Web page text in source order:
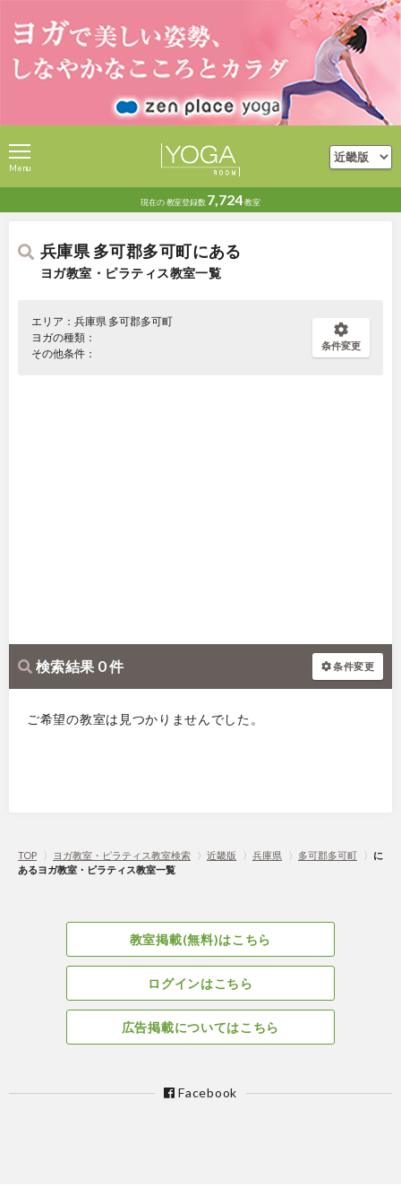
現在の教室登録数 7,724教室
Menu
兵庫県 多可郡多可町にある
ヨガ教室・ピラティス教室一覧
エリア：兵庫県 多可郡多可町
ヨガの種類：
その他条件：
条件変更
検索結果 0 件 条件変更
ご希望の教室は見つかりませんでした。
TOP 〉 ヨガ教室・ピラティス教室検索 〉 近畿版 〉 兵庫県 〉 多可郡多可町 〉 に
あるヨガ教室・ピラティス教室一覧
教室掲載(無料)はこちら
ログインはこちら
広告掲載についてはこちら
Facebook